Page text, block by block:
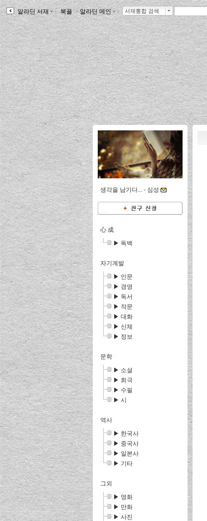
알라딘 서재 ｌ북플ｌ알라딘 메인 ｌ 서재통합 검색
생각을 남기다... - 심성
心 成
▶ 독백
자기계발
▶ 인문
▶ 경영
▶ 독서
▶ 작문
▶ 대화
▶ 신체
▶ 정보
문학
▶ 소설
▶ 희극
▶ 수필
▶ 시
역사
▶ 한국사
▶ 중국사
▶ 일본사
▶ 기타
그외
▶ 영화
▶ 만화
▶ 사진